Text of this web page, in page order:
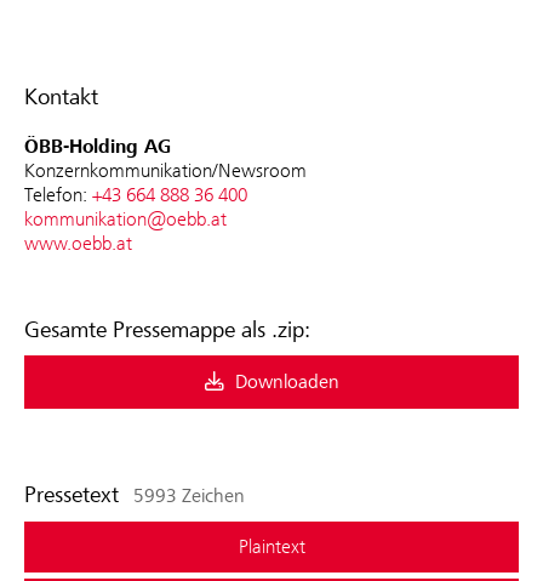
Kontakt
ÖBB-Holding AG
Konzernkommunikation/Newsroom
Telefon: +43 664 888 36 400
kommunikation@oebb.at
www.oebb.at
Gesamte Pressemappe als .zip:
Downloaden
Pressetext 5993 Zeichen
Plaintext